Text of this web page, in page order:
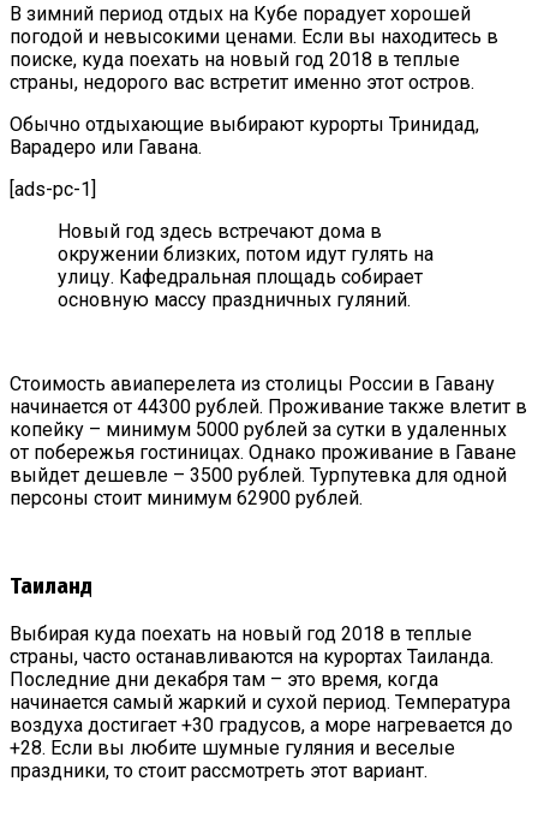
В зимний период отдых на Кубе порадует хорошей
погодой и невысокими ценами. Если вы находитесь в
поиске, куда поехать на новый год 2018 в теплые
страны, недорого вас встретит именно этот остров.
Обычно отдыхающие выбирают курорты Тринидад,
Варадеро или Гавана.
[ads-pc-1]
Новый год здесь встречают дома в
окружении близких, потом идут гулять на
улицу. Кафедральная площадь собирает
основную массу праздничных гуляний.
Стоимость авиаперелета из столицы России в Гавану
начинается от 44300 рублей. Проживание также влетит в
копейку – минимум 5000 рублей за сутки в удаленных
от побережья гостиницах. Однако проживание в Гаване
выйдет дешевле – 3500 рублей. Турпутевка для одной
персоны стоит минимум 62900 рублей.
Таиланд
Выбирая куда поехать на новый год 2018 в теплые
страны, часто останавливаются на курортах Таиланда.
Последние дни декабря там – это время, когда
начинается самый жаркий и сухой период. Температура
воздуха достигает +30 градусов, а море нагревается до
+28. Если вы любите шумные гуляния и веселые
праздники, то стоит рассмотреть этот вариант.